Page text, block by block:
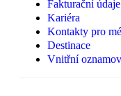
Fakturační údaje
Kariéra
Kontakty pro
Destinace
Vnitřní